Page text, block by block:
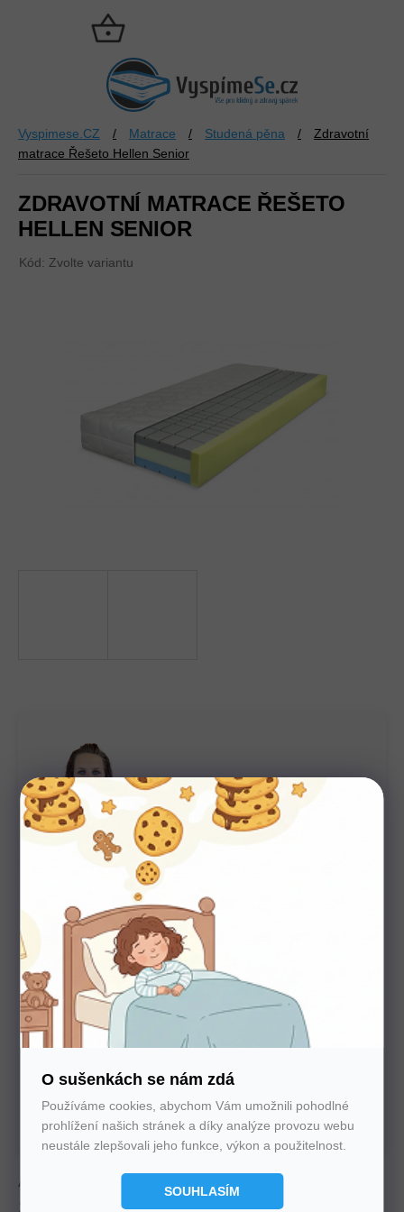
O sušenkách se nám zdá
Používáme cookies, abychom Vám umožnili pohodlné
prohlížení našich stránek a díky analýze provozu webu
neustále zlepšovali jeho funkce, výkon a použitelnost.
SOUHLASÍM
NÁKUPNÍ
KOŠÍK
Vyspimese.CZ / Matrace / Studená pěna /
Zdravotní
matrace Řešeto Hellen Senior
ZDRAVOTNÍ MATRACE ŘEŠETO
HELLEN SENIOR
Kód: Zvolte variantu
Potřebujete poradit s výběrem?
Nechte nám na sebe číslo. Zavoláme vám a se vším
poradíme
Autorizovaný prodejce všech značek. 100%
záruka. Záruční i pozáruční servis.
Antidekubitní matrace s výškou 19 cm a nosností
130 kg nabízí 5 zónovou oporu, výborné odvětrání